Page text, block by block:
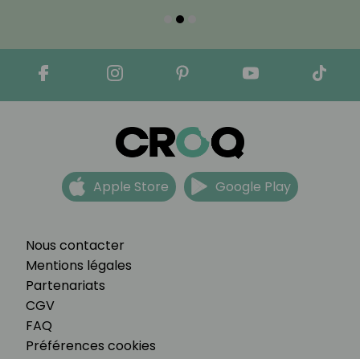
Nous contacter
Mentions légales
Partenariats
CGV
FAQ
Préférences cookies
Apple Store Google Play